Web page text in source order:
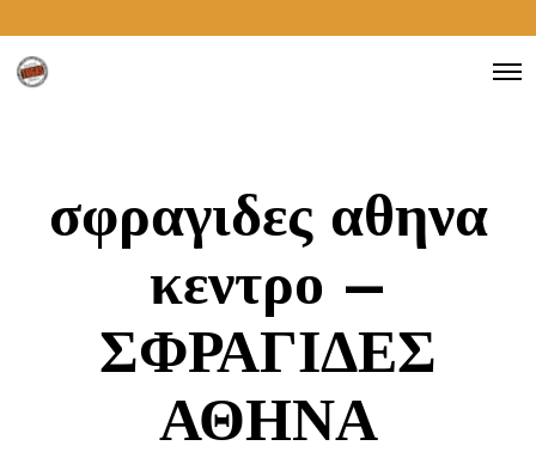
σφραγιδες αθηνα
κεντρο –
ΣΦΡΑΓΙΔΕΣ
ΑΘΗΝΑ